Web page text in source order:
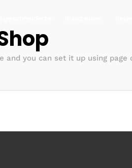
and you can set it up using page